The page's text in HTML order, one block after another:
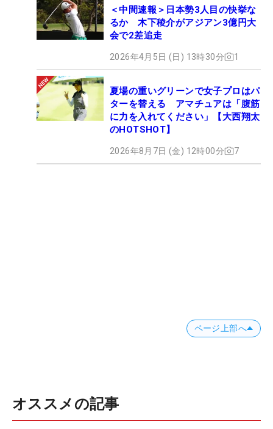
＜中間速報＞日本勢3人目の快挙な
るか 木下稜介がアジアン3億円大
会で2差追走
2026年4月5日 (日) 13時30分 1
夏場の重いグリーンで女子プロはパ
ターを替える アマチュアは「腹筋
に力を入れてください」【大西翔太
のHOTSHOT】
2026年8月7日 (金) 12時00分 7
ページ上部へ
オススメの記事